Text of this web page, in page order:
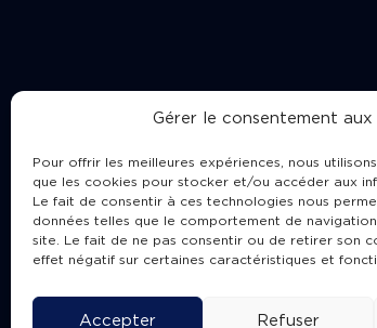
Gérer le consentement aux
Pour offrir les meilleures expériences, nous
que les cookies pour stocker et/ou accéder aux
Le fait de consentir à ces technologies nous
données telles que le comportement de navigation
site. Le fait de ne pas consentir ou de retirer son
effet négatif sur certaines caractéristiques et
Accepter Refuser